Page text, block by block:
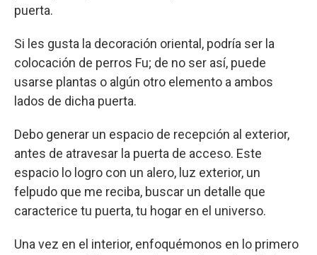
puerta.
Si les gusta la decoración oriental, podría ser la
colocación de perros Fu; de no ser así, puede
usarse plantas o algún otro elemento a ambos
lados de dicha puerta.
Debo generar un espacio de recepción al exterior,
antes de atravesar la puerta de acceso. Este
espacio lo logro con un alero, luz exterior, un
felpudo que me reciba, buscar un detalle que
caracterice tu puerta, tu hogar en el universo.
Una vez en el interior, enfoquémonos en lo primero